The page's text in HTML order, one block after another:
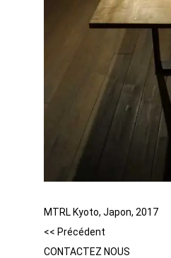
MTRL Kyoto, Japon, 2017
<< Précédent
CONTACTEZ NOUS